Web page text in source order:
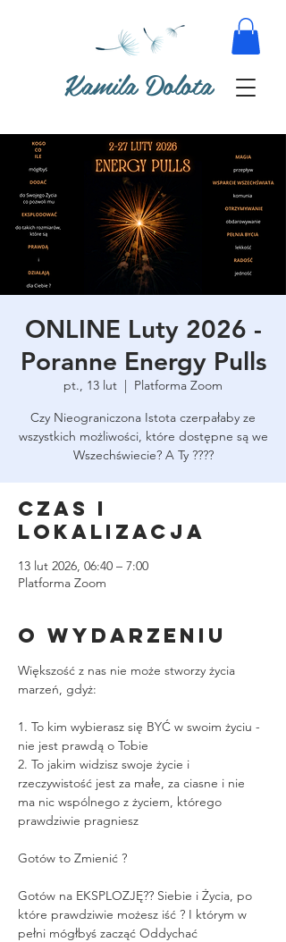
Kamila Dolota
ONLINE Luty 2026 -
Poranne Energy Pulls
pt., 13 lut
  |
Platforma Zoom
Czy Nieograniczona Istota czerpałaby ze
wszystkich możliwości, które dostępne są we
Wszechświecie? A Ty ????
Czas i
lokalizacja
13 lut 2026, 06:40 – 7:00
Platforma Zoom
O wydarzeniu
Większość z nas nie może stworzy życia
marzeń, gdyż:
1. To kim wybierasz się BYĆ w swoim życiu -
nie jest prawdą o Tobie
2. To jakim widzisz swoje życie i
rzeczywistość jest za małe, za ciasne i nie
ma nic wspólnego z życiem, którego
prawdziwie pragniesz
Gotów to Zmienić ?
Gotów na EKSPLOZJĘ?? Siebie i Życia, po
które prawdziwie możesz iść ? I którym w
pełni mógłbyś zacząć Oddychać